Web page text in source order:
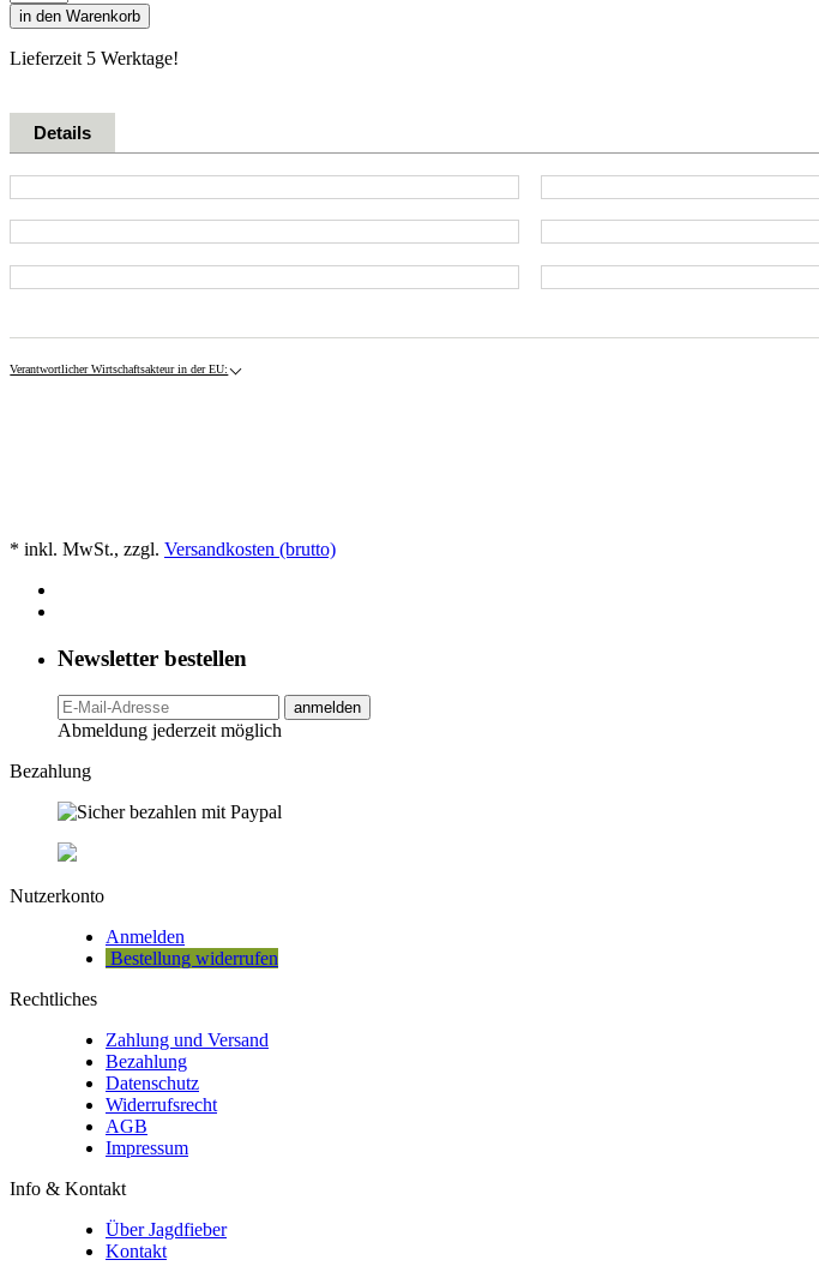
in den Warenkorb
Lieferzeit 5 Werktage!
Details
Verantwortlicher Wirtschaftsakteur in der EU:
* inkl. MwSt., zzgl. Versandkosten (brutto)
Newsletter bestellen
anmelden
Abmeldung jederzeit möglich
Bezahlung
Nutzerkonto
Anmelden
Bestellung widerrufen
Rechtliches
Zahlung und Versand
Bezahlung
Datenschutz
Widerrufsrecht
AGB
Impressum
Info & Kontakt
Über Jagdfieber
Kontakt